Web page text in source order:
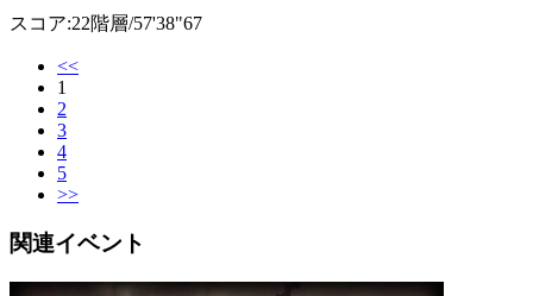
スコア:22階層/57'38"67
<<
1
2
3
4
5
>>
関連イベント